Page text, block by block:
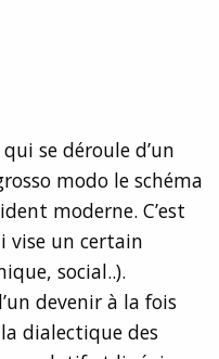
se déroule d’un
modo le schéma
moderne. C’est
vise un certain
social..).
devenir à la fois
dialectique des